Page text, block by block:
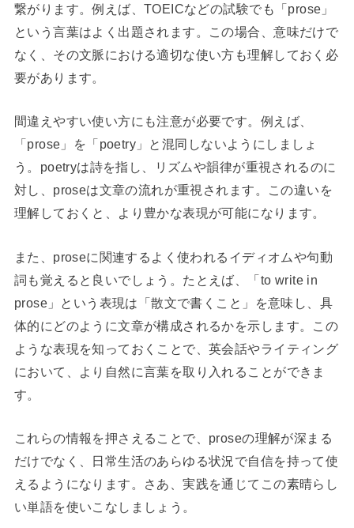
繋がります。例えば、TOEICなどの試験でも「prose」
という言葉はよく出題されます。この場合、意味だけで
なく、その文脈における適切な使い方も理解しておく必
要があります。
間違えやすい使い方にも注意が必要です。例えば、
「prose」を「poetry」と混同しないようにしましょ
う。poetryは詩を指し、リズムや韻律が重視されるのに
対し、proseは文章の流れが重視されます。この違いを
理解しておくと、より豊かな表現が可能になります。
また、proseに関連するよく使われるイディオムや句動
詞も覚えると良いでしょう。たとえば、「to write in
prose」という表現は「散文で書くこと」を意味し、具
体的にどのように文章が構成されるかを示します。この
ような表現を知っておくことで、英会話やライティング
において、より自然に言葉を取り入れることができま
す。
これらの情報を押さえることで、proseの理解が深まる
だけでなく、日常生活のあらゆる状況で自信を持って使
えるようになります。さあ、実践を通じてこの素晴らし
い単語を使いこなしましょう。